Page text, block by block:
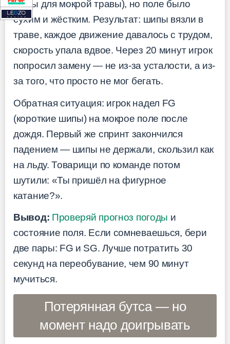
шипы для мокрой травы), но поле было
сухим и жёстким. Результат: шипы вязли в
траве, каждое движение давалось с трудом,
скорость упала вдвое. Через 20 минут игрок
попросил замену — не из-за усталости, а из-
за того, что просто не мог бегать.
Обратная ситуация: игрок надел FG
(короткие шипы) на мокрое поле после
дождя. Первый же спринт закончился
падением — шипы не держали, скользил как
на льду. Товарищи по команде потом
шутили: «Ты пришёл на фигурное
катание?».
Вывод: Проверяй прогноз погоды и
состояние поля. Если сомневаешься, бери
две пары: FG и SG. Лучше потратить 30
секунд на переобувание, чем 90 минут
мучиться.
Потерянная бутса — но
момент надо доигрывать